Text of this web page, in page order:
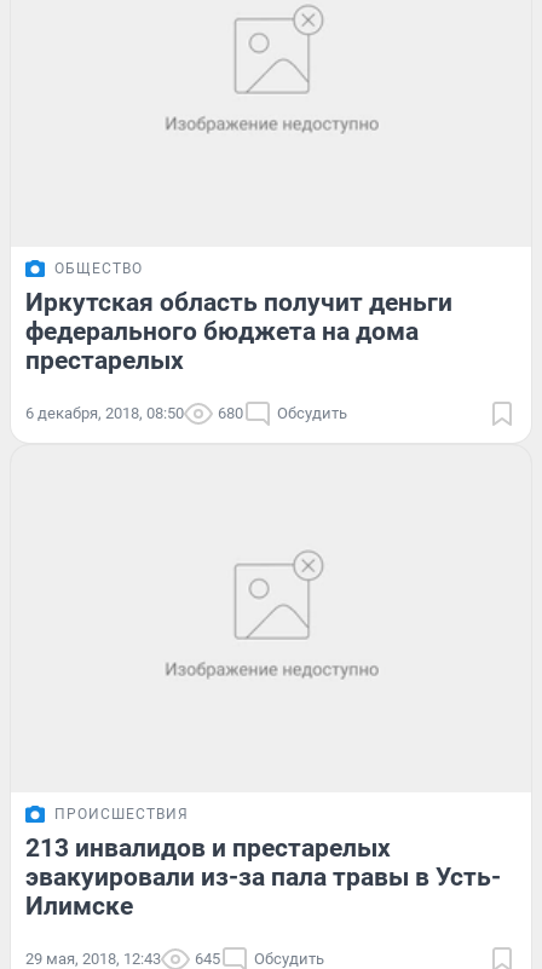
ОБЩЕСТВО
Иркутская область получит деньги
федерального бюджета на дома
престарелых
6 декабря, 2018, 08:50 680 Обсудить
ПРОИСШЕСТВИЯ
213 инвалидов и престарелых
эвакуировали из-за пала травы в Усть-
Илимске
29 мая, 2018, 12:43 645 Обсудить